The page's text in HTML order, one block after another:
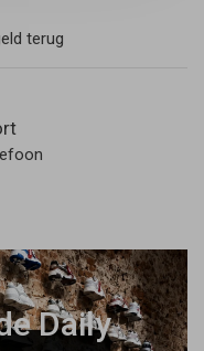
terug
Daily